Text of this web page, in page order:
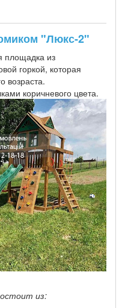
"Люкс-2"
площадка из
горкой, которая
возраста.
коричневого цвета.
из: